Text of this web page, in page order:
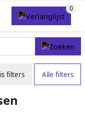
filters Alle filters